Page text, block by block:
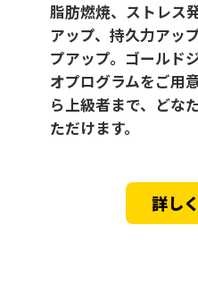
脂肪燃焼、ストレス
アップ、持久力アッ
プアップ。ゴールド
オプログラムをご用
ら上級者まで、どな
ただけます。
詳し